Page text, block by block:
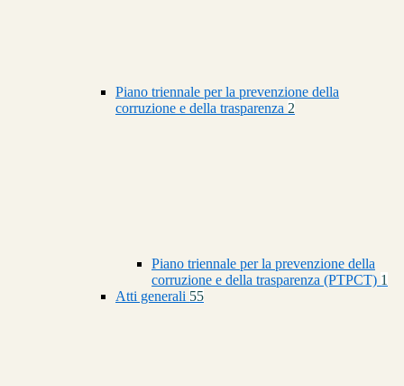
Piano triennale per la prevenzione della
corruzione e della trasparenza 2
Piano triennale per la prevenzione della
corruzione e della trasparenza (PTPCT) 1
Atti generali 55